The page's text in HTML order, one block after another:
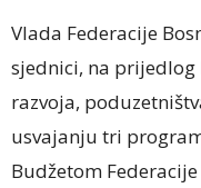
Vlada Federacije
sjednici, na
razvoja,
usvajanju tri
Budžetom